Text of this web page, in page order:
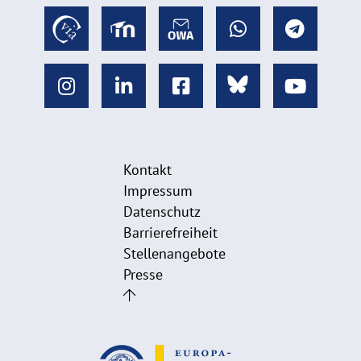
Kontakt
Impressum
Datenschutz
Barrierefreiheit
Stellenangebote
Presse